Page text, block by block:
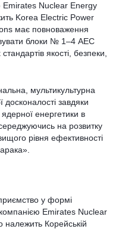
Emirates Nuclear Energy
Korea Electric Power
має повноваження
блоки № 1–4 АЕС
якості, безпеки,
мультикультурна
завдяки
енергетики в
на розвитку
рівня ефективності
у формі
Emirates Nuclear
належить Корейській